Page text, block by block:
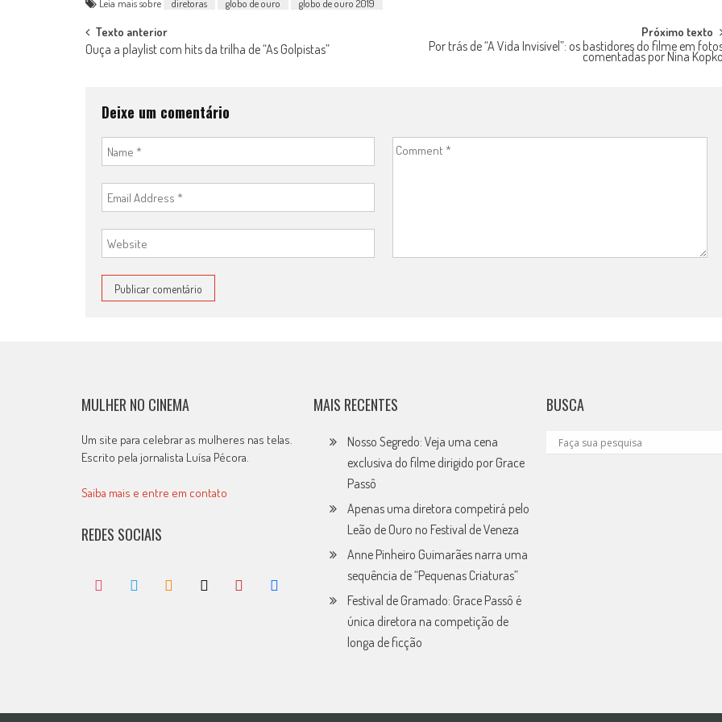
Leia mais sobre diretoras globo de ouro globo de ouro 2019
Post
navigation
Texto anterior
Ouça a playlist com hits da trilha de “As Golpistas”
Próximo texto
Por trás de “A Vida Invisível”: os bastidores do filme em
comentadas por Nina
Deixe um comentário
MULHER NO CINEMA
Um site para celebrar as mulheres nas telas.
Escrito pela jornalista Luísa Pécora.
Saiba mais e entre em contato
REDES SOCIAIS
MAIS RECENTES
Nosso Segredo: Veja uma cena
exclusiva do filme dirigido por Grace
Passô
Apenas uma diretora competirá pelo
Leão de Ouro no Festival de Veneza
Anne Pinheiro Guimarães narra uma
sequência de “Pequenas Criaturas”
Festival de Gramado: Grace Passô é
única diretora na competição de
longa de ficção
BUSCA